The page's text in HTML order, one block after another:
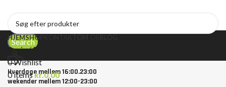
Search
Hverdage mellem 16:00.23:00
wekender mellem 12:00-23:00
HJEMSHOP
Login / Register
0Wishlist
0itemskr.0.00